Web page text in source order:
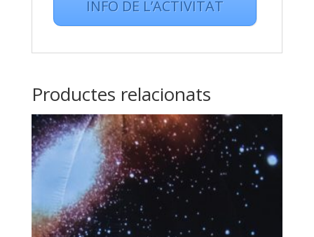
INFO DE L’ACTIVITAT
Productes relacionats